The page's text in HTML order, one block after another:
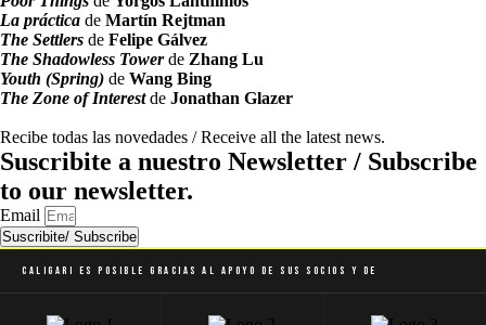
La práctica de Martín Rejtman
The Settlers de Felipe Gálvez
The Shadowless Towerde Zhang Lu
Youth (Spring) de Wang Bing
The Zone of Interestde Jonathan Glazer
Recibe todas las novedades / Receive all the latest news.
Suscribite a nuestro Newsletter / Subscribe
to our newsletter.
Email
Suscribite/ Subscribe
Caligari es posible gracias al apoyo de sus socios y de